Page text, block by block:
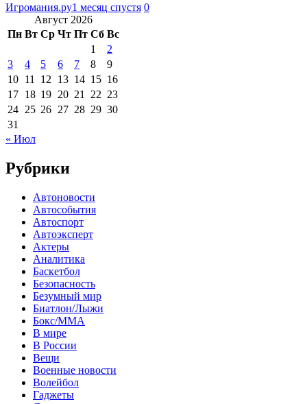
Игромания.ру1 месяц спустя 0
Август 2026
Пн Вт Ср Чт Пт Сб Вс
1
2
3
4 5 6 7 8
9
10 11 12 13 14 15 16
17 18 19 20 21 22 23
24 25 26 27 28 29 30
31
« Июл
Рубрики
Автоновости
Автособытия
Автоспорт
Автоэксперт
Актеры
Аналитика
Баскетбол
Безопасность
Безумный мир
Биатлон/Лыжи
Бокс/MMA
В мире
В России
Вещи
Военные новости
Волейбол
Гаджеты